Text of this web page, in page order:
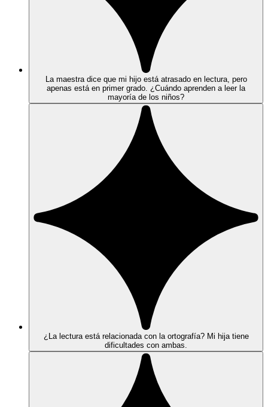
La maestra dice que mi hijo está atrasado en lectura, pero
apenas está en primer grado. ¿Cuándo aprenden a leer la
mayoría de los niños?
¿La lectura está relacionada con la ortografía? Mi hija tiene
dificultades con ambas.